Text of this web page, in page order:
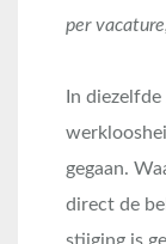
per
In
gegaan.
direct de